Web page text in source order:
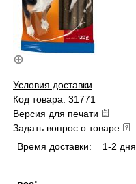
Условия доставки
Код товара: 31771
Версия для печати
Задать вопрос о товаре
Время доставки:
1-2 дня